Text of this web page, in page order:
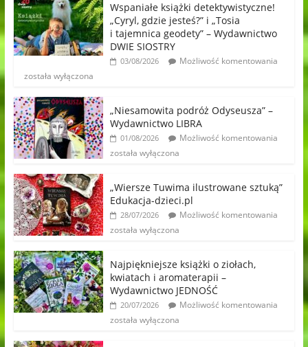
Wspaniałe książki detektywistyczne!
„Cyryl, gdzie jesteś?” i „Tosia
i tajemnica geodety” – Wydawnictwo
DWIE SIOSTRY
03/08/2026
Możliwość komentowania
została wyłączona
„Niesamowita podróż Odyseusza” –
Wydawnictwo LIBRA
01/08/2026
Możliwość komentowania
została wyłączona
„Wiersze Tuwima ilustrowane sztuką”
Edukacja-dzieci.pl
28/07/2026
Możliwość komentowania
została wyłączona
Najpiękniejsze książki o ziołach,
kwiatach i aromaterapii –
Wydawnictwo JEDNOŚĆ
20/07/2026
Możliwość komentowania
została wyłączona